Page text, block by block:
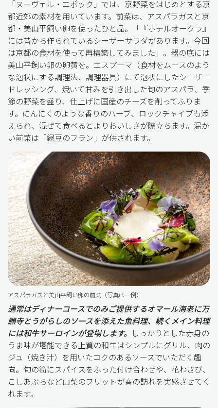
「ヌーヴェル・エポック」では、京野菜をはじめとする京
都近郊の素材を用いています。前菜は、アスパラガスと京
都・美山平飼い卵を使ったひと品。「『ホテルオークラ』
には昔から作られているシーザーサラダがあります。今回
は京都の食材を使って再構築してみました」。器の底には
美山平飼い卵の卵黄を。エスプーマ（食材をムースのよう
な泡状にする調理法、調理器具）にて泡状にしたシーザー
ドレッシング、焼いて甘みを引き出した旬のアスパラ、季
節の野菜を盛り、仕上げに国産のチーズを削ってふりま
す。にんにくのような香りのハーブ、ロックチャイブも添
えられ、混ぜて食べるとよりおいしさが際立ちます。温か
い前菜は「緑豆のフラン」が供されます。
アスパラガスと美山平飼い卵の前菜（写真は一例）
通常はディナーコースでのみご提供するオマール海老に万
願寺とうがらしのソースを添えた魚料理、続くメイン料理
には和牛サーロインが登場します。 しっかりとした赤身の
うま味が堪能できる上質の和牛はシンプルにグリル、肉の
ジュ（焼き汁）を用いたコクのあるソースでいただく趣
向。旬の筍にスパイスをふった付け合わせや、花わさび、
こしあぶらなど山菜のフリットが春の訪れを実感させてく
れます。